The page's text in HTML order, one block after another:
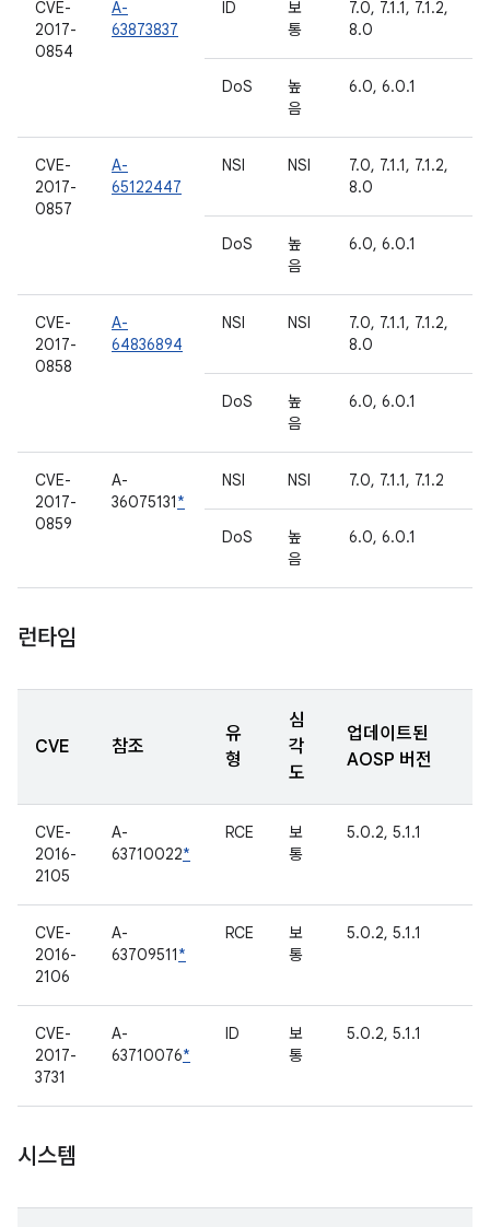
CVE-
2017-
0854
A-
63873837
ID
보
통
7.0, 7.1.1, 7.1.2,
8.0
DoS
높
음
6.0, 6.0.1
CVE-
2017-
0857
A-
65122447
NSI NSI
7.0, 7.1.1, 7.1.2,
8.0
DoS
높
음
6.0, 6.0.1
CVE-
2017-
0858
A-
64836894
NSI NSI
7.0, 7.1.1, 7.1.2,
8.0
DoS
높
음
6.0, 6.0.1
CVE-
2017-
0859
A-
36075131*
NSI NSI 7.0, 7.1.1, 7.1.2
DoS
높
음
6.0, 6.0.1
런타임
CVE 참조
유
형
심
각
도
업데이트된
AOSP 버전
CVE-
2016-
2105
A-
63710022*
RCE
보
통
5.0.2, 5.1.1
CVE-
2016-
2106
A-
63709511*
RCE
보
통
5.0.2, 5.1.1
CVE-
2017-
3731
A-
63710076*
ID
보
통
5.0.2, 5.1.1
시스템